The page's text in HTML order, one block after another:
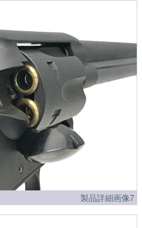
製品詳細画像7